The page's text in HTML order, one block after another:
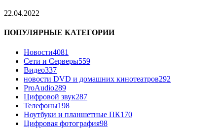
22.04.2022
ПОПУЛЯРНЫЕ КАТЕГОРИИ
Новости4081
Сети и Серверы559
Видео337
новости DVD и домашних кинотеатров292
ProAudio289
Цифровой звук287
Телефоны198
Ноутбуки и планшетные ПК170
Цифровая фотография98